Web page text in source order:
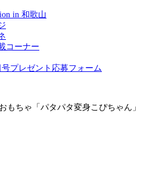
in 和歌山
コーナー
号プレゼント応募フォーム
もちゃ「パタパタ変身こぴちゃん」